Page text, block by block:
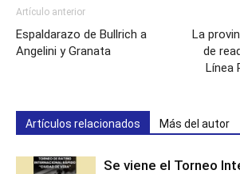
Artículo anterior
Espaldarazo de Bullrich a
Angelini y Granata
La
de
Línea
Artículos relacionados Más del autor
Se viene el Torneo